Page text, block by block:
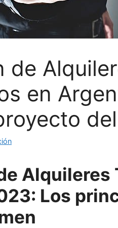
de
en
Alquileres
Los